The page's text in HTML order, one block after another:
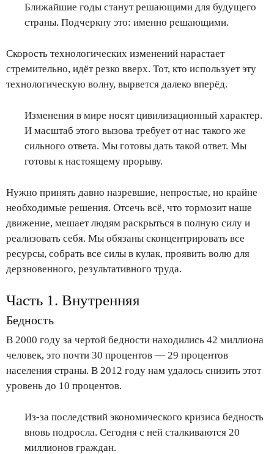
Ближайшие годы станут решающими для будущего
страны. Подчеркну это: именно решающими.
Скорость технологических изменений нарастает
стремительно, идёт резко вверх. Тот, кто использует эту
технологическую волну, вырвется далеко вперёд.
Изменения в мире носят цивилизационный характер.
И масштаб этого вызова требует от нас такого же
сильного ответа. Мы готовы дать такой ответ. Мы
готовы к настоящему прорыву.
Нужно принять давно назревшие, непростые, но крайне
необходимые решения. Отсечь всё, что тормозит наше
движение, мешает людям раскрыться в полную силу и
реализовать себя. Мы обязаны сконцентрировать все
ресурсы, собрать все силы в кулак, проявить волю для
дерзновенного, результативного труда.
Часть 1. Внутренняя
Бедность
В 2000 году за чертой бедности находились 42 миллиона
человек, это почти 30 процентов — 29 процентов
населения страны. В 2012 году нам удалось снизить этот
уровень до 10 процентов.
Из-за последствий экономического кризиса бедность
вновь подросла. Сегодня с ней сталкиваются 20
миллионов граждан.